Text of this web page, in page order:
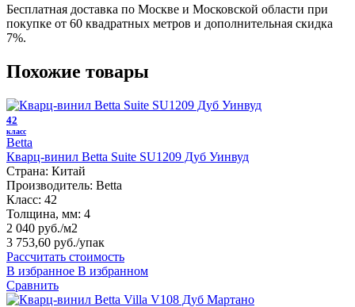
Бесплатная доставка по Москве и Московской области при
покупке от 60 квадратных метров и дополнительная скидка
7%.
Похожие товары
42
класс
Betta
Кварц-винил Betta Suite SU1209 Дуб Уинвуд
Страна: Китай
Производитель: Betta
Класс: 42
Толщина, мм: 4
2 040 руб./м2
3 753,60 руб./упак
Рассчитать стоимость
В избранное В избранном
Сравнить